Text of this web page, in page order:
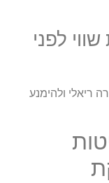
לפני
ריאלי ולהימנע